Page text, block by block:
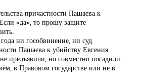
причастности Пашаева к
«да», то прошу защите
ни гособвинение, ни суд
Пашаева к убийству Евгения
предъявили, но совместно посадили.
в Правовом государстве или не в